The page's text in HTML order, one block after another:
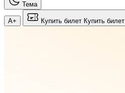
Тема
A+ Купить билет Купить билет